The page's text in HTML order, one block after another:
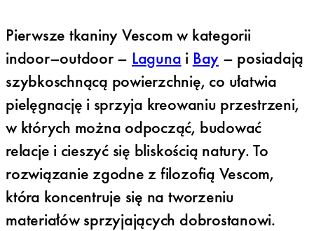
Pierwsze tkaniny Vescom w kategorii
indoor–outdoor – Laguna i Bay – posiadają
szybkoschnącą powierzchnię, co ułatwia
pielęgnację i sprzyja kreowaniu przestrzeni,
w których można odpocząć, budować
relacje i cieszyć się bliskością natury. To
rozwiązanie zgodne z filozofią Vescom,
która koncentruje się na tworzeniu
materiałów sprzyjających dobrostanowi.